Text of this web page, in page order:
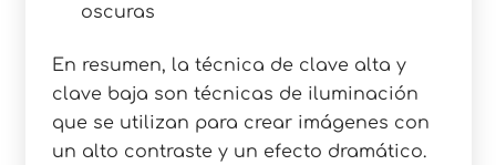
oscuras
En resumen, la técnica de clave alta y
clave baja son técnicas de iluminación
que se utilizan para crear imágenes con
un alto contraste y un efecto dramático.